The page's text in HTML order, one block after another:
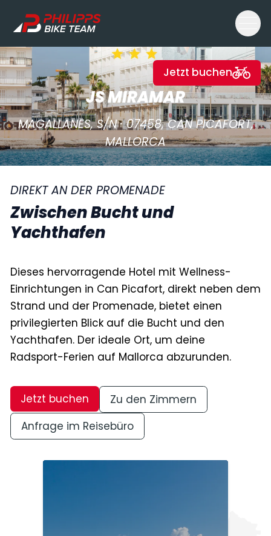
Philipps Bike Team
Jetzt buchen
JS MIRAMAR
MAGALLANES, S/N · 07458, CAN PICAFORT,
MALLORCA
DIREKT AN DER PROMENADE
Zwischen Bucht und
Yachthafen
Dieses hervorragende Hotel mit Wellness-
Einrichtungen in Can Picafort, direkt neben dem
Strand und der Promenade, bietet einen
privilegierten Blick auf die Bucht und den
Yachthafen. Der ideale Ort, um deine
Radsport-Ferien auf Mallorca abzurunden.
Jetzt buchen
Zu den Zimmern
Anfrage im Reisebüro